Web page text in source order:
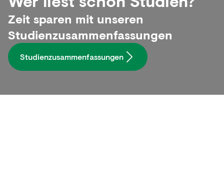
Zeit sparen mit unseren
Studienzusammenfassungen
Studienzusammenfassungen